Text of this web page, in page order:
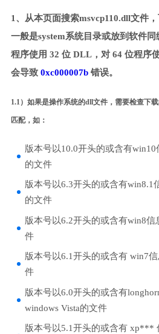
1、从本页面搜索msvcp110.dll文件
一般是system系统目录或放到软件
程序使用 32 位 DLL，对 64 位程序
会导致 0xc000007b错误。
1.1）如果是操作系统的dll文件，需要检查下
匹配，如：
版本号以10.0开头的或含有
的文件
版本号以6.3开头的或含有win8.1
的文件
版本号以6.2开头的或含有win8信
件
版本号以6.1开头的或含有 win7
件
版本号以6.0开头的或含有
windows Vista的文件
版本号以5.1开头的或含有 xp***